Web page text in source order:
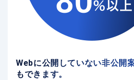
Webに公開していない非公開
もできます。